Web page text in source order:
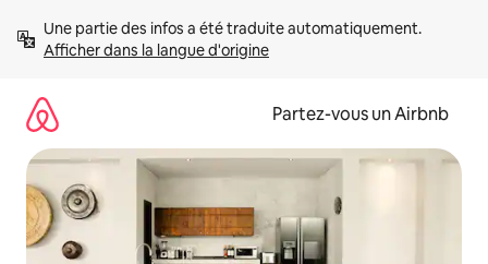
directement
Afficher dans la langue d'origine
Partez-vous un Airbnb